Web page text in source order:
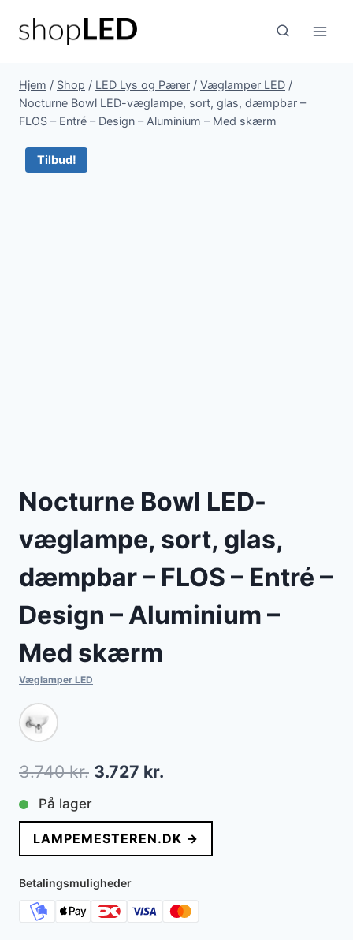
Hjem / Shop / LED Lys og Pærer / Væglamper LED /
Nocturne Bowl LED-væglampe, sort, glas, dæmpbar –
FLOS – Entré – Design – Aluminium – Med skærm
Tilbud!
Nocturne Bowl LED-
væglampe, sort, glas,
dæmpbar – FLOS – Entré –
Design – Aluminium –
Med skærm
Væglamper LED
3.740kr. Den
pris
var:
3.740 kr..
3.727 kr.
pris
er:
På lager
LAMPEMESTEREN.DK →
Betalingsmuligheder